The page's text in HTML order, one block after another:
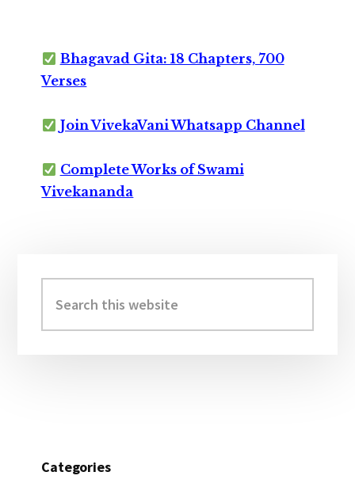
Bhagavad Gita: 18 Chapters, 700
Verses
Join VivekaVani Whatsapp Channel
Complete Works of Swami
Vivekananda
Sidebar
this
website
Categories